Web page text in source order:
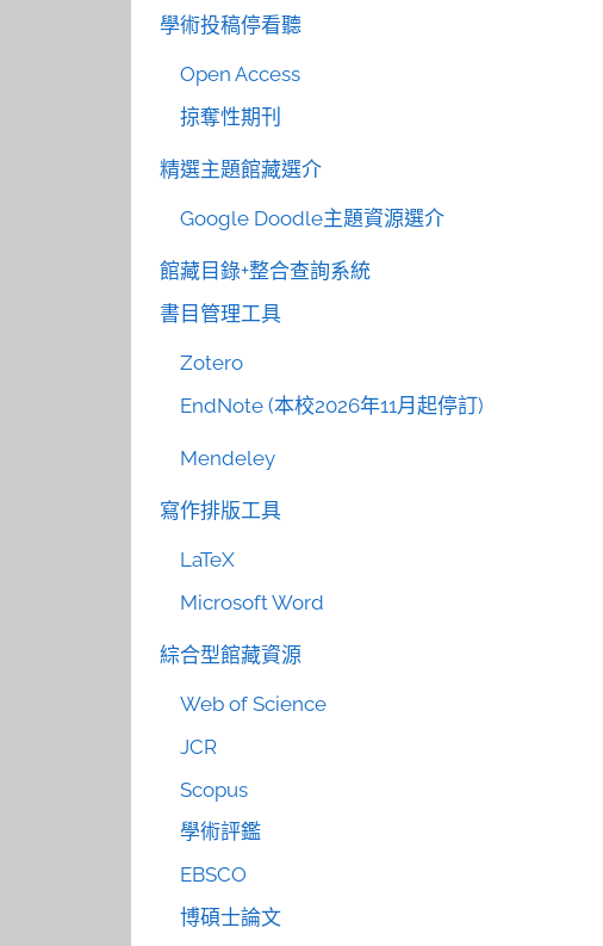
學術投稿停看聽
Open Access
掠奪性期刊
精選主題館藏選介
Google Doodle主題資源選介
館藏目錄+整合查詢系統
書目管理工具
Zotero
EndNote (本校2026年11月起停訂)
Mendeley
寫作排版工具
LaTeX
Microsoft Word
綜合型館藏資源
Web of Science
JCR
Scopus
學術評鑑
EBSCO
博碩士論文